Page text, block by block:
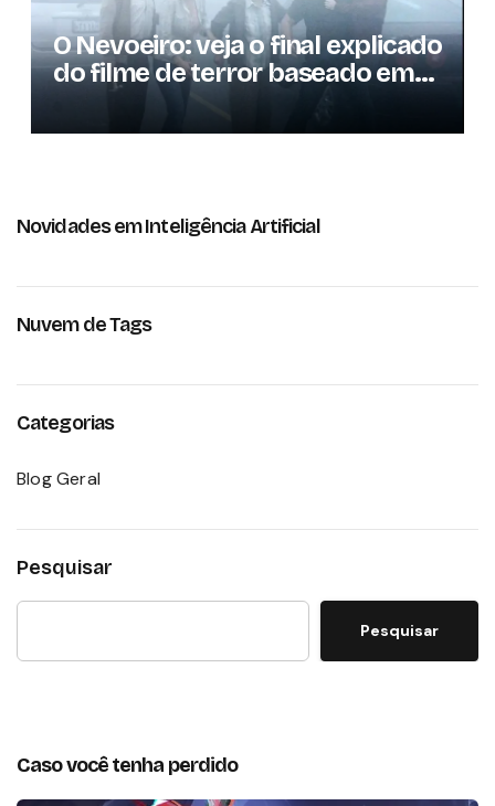
O Nevoeiro: veja o final explicado
do filme de terror baseado em
Stephen King
Novidades em Inteligência Artificial
Nuvem de Tags
Categorias
Blog Geral
Pesquisar
Pesquisar
Caso você tenha perdido